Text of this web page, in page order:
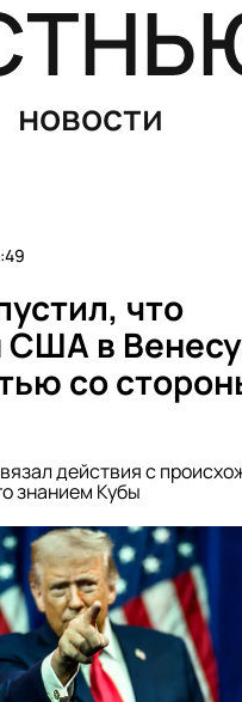
новости
что
США в
со
действия с
знанием Кубы